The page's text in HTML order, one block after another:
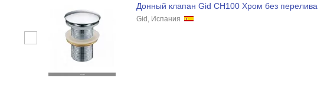
Донный клапан Gid CH100 Хром без перелива
Gid, Испания